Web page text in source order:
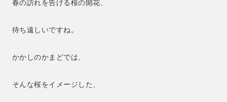
春の訪れを告げる桜の開花、
待ち遠しいですね。
かかしのかまどでは、
そんな桜をイメージした、